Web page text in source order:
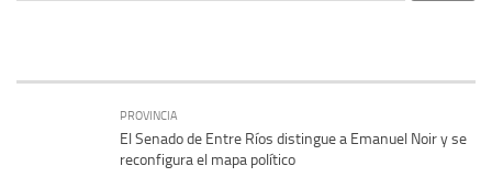
PROVINCIA
El Senado de Entre Ríos distingue a Emanuel Noir y se
reconfigura el mapa político